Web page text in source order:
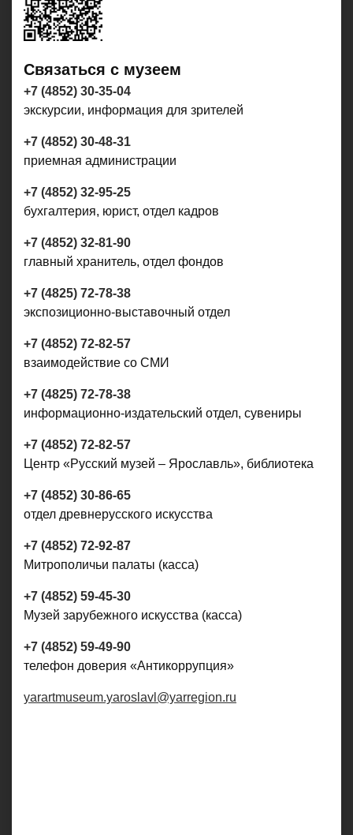
Связаться с музеем
+7 (4852) 30-35-04
экскурсии, информация для зрителей
+7 (4852) 30-48-31
приемная администрации
+7 (4852) 32-95-25
бухгалтерия, юрист, отдел кадров
+7 (4852) 32-81-90
главный хранитель, отдел фондов
+7 (4825) 72-78-38
экспозиционно-выставочный отдел
+7 (4852) 72-82-57
взаимодействие со СМИ
+7 (4825) 72-78-38
информационно-издательский отдел, сувениры
+7 (4852) 72-82-57
Центр «Русский музей – Ярославль», библиотека
+7 (4852) 30-86-65
отдел древнерусского искусства
+7 (4852) 72-92-87
Митрополичьи палаты (касса)
+7 (4852) 59-45-30
Музей зарубежного искусства (касса)
+7 (4852) 59-49-90
телефон доверия «Антикоррупция»
yarartmuseum.yaroslavl@yarregion.ru